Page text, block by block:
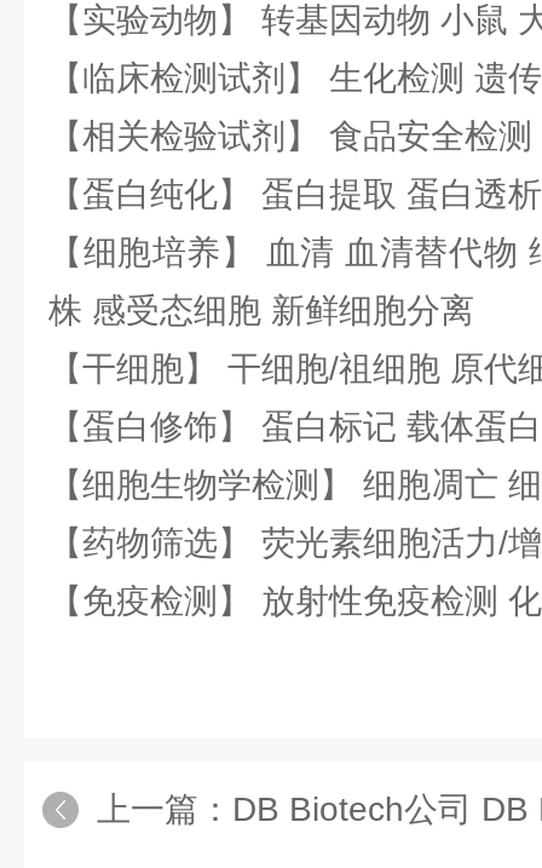
【实验动物】 转基因动物 小鼠
【临床检测试剂】 生化检测 遗
【相关检验试剂】 食品安全检
【蛋白纯化】 蛋白提取 蛋白透
【细胞培养】 血清 血清替代物
株 感受态细胞 新鲜细胞分离
【干细胞】 干细胞/祖细胞 原代
【蛋白修饰】 蛋白标记 载体蛋
【细胞生物学检测】 细胞凋亡
【药物筛选】 荧光素细胞活力/
【免疫检测】 放射性免疫检测
上一篇： DB Biotech公司 DB